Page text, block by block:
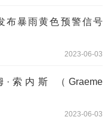
布暴雨黄色预警信号
2023-06-03
索内斯 （Graeme
2023-06-03